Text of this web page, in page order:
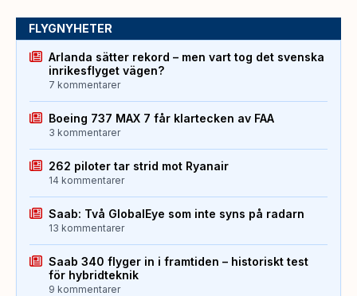
FLYGNYHETER
Arlanda sätter rekord – men vart tog det svenska
inrikesflyget vägen?
7 kommentarer
Boeing 737 MAX 7 får klartecken av FAA
3 kommentarer
262 piloter tar strid mot Ryanair
14 kommentarer
Saab: Två GlobalEye som inte syns på radarn
13 kommentarer
Saab 340 flyger in i framtiden – historiskt test
för hybridteknik
9 kommentarer